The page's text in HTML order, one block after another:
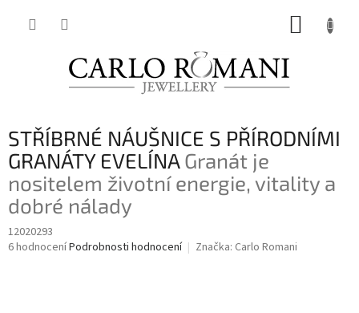
STŘÍBRNÉ NÁUŠNICE S PŘÍRODNÍMI
GRANÁTY EVELÍNAGranát je
nositelem životní energie, vitality a
dobré nálady
12020293
Průměrné
6 hodnoceníPodrobnosti hodnocení Značka: Carlo Romani